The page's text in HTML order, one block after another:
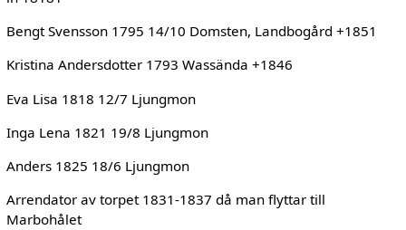
Bengt Svensson 1795 14/10 Domsten, Landbogård +1851
Kristina Andersdotter 1793 Wassända +1846
Eva Lisa 1818 12/7 Ljungmon
Inga Lena 1821 19/8 Ljungmon
Anders 1825 18/6 Ljungmon
Arrendator av torpet 1831-1837 då man flyttar till
Marbohålet